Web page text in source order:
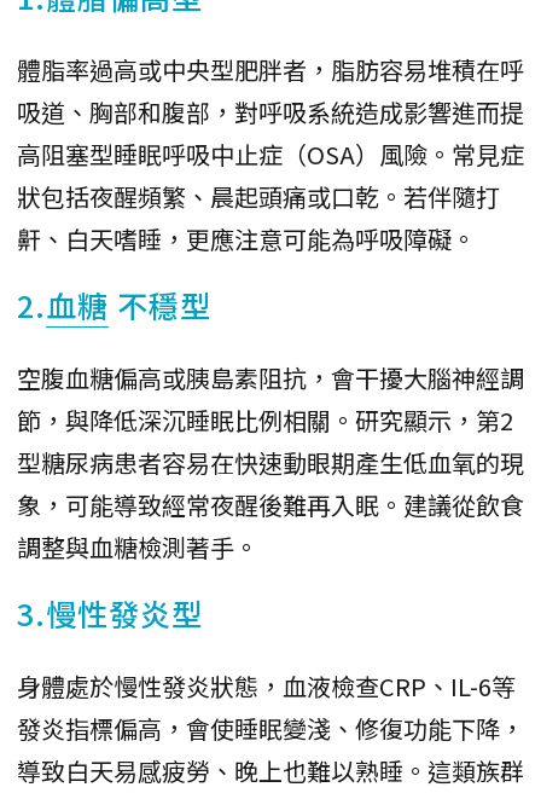
體脂率過高或中央型肥胖者，脂肪容易堆積在呼
吸道、胸部和腹部，對呼吸系統造成影響進而提
高阻塞型睡眠呼吸中止症（OSA）風險。常見症
狀包括夜醒頻繁、晨起頭痛或口乾。若伴隨打
鼾、白天嗜睡，更應注意可能為呼吸障礙。
2.血糖 不穩型
空腹血糖偏高或胰島素阻抗，會干擾大腦神經調
節，與降低深沉睡眠比例相關。研究顯示，第2
型糖尿病患者容易在快速動眼期產生低血氧的現
象，可能導致經常夜醒後難再入眠。建議從飲食
調整與血糖檢測著手。
3.慢性發炎型
身體處於慢性發炎狀態，血液檢查CRP、IL-6等
發炎指標偏高，會使睡眠變淺、修復功能下降，
導致白天易感疲勞、晚上也難以熟睡。這類族群